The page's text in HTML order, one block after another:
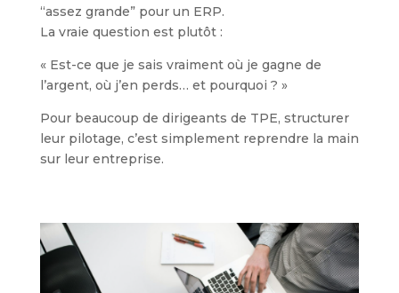
“assez grande” pour un ERP.
La vraie question est plutôt :
« Est-ce que je sais vraiment où je gagne de
l’argent, où j’en perds… et pourquoi ? »
Pour beaucoup de dirigeants de TPE, structurer
leur pilotage, c’est simplement reprendre la main
sur leur entreprise.